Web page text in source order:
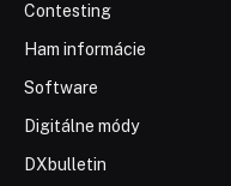
Contesting
Ham informácie
Software
Digitálne módy
DXbulletin